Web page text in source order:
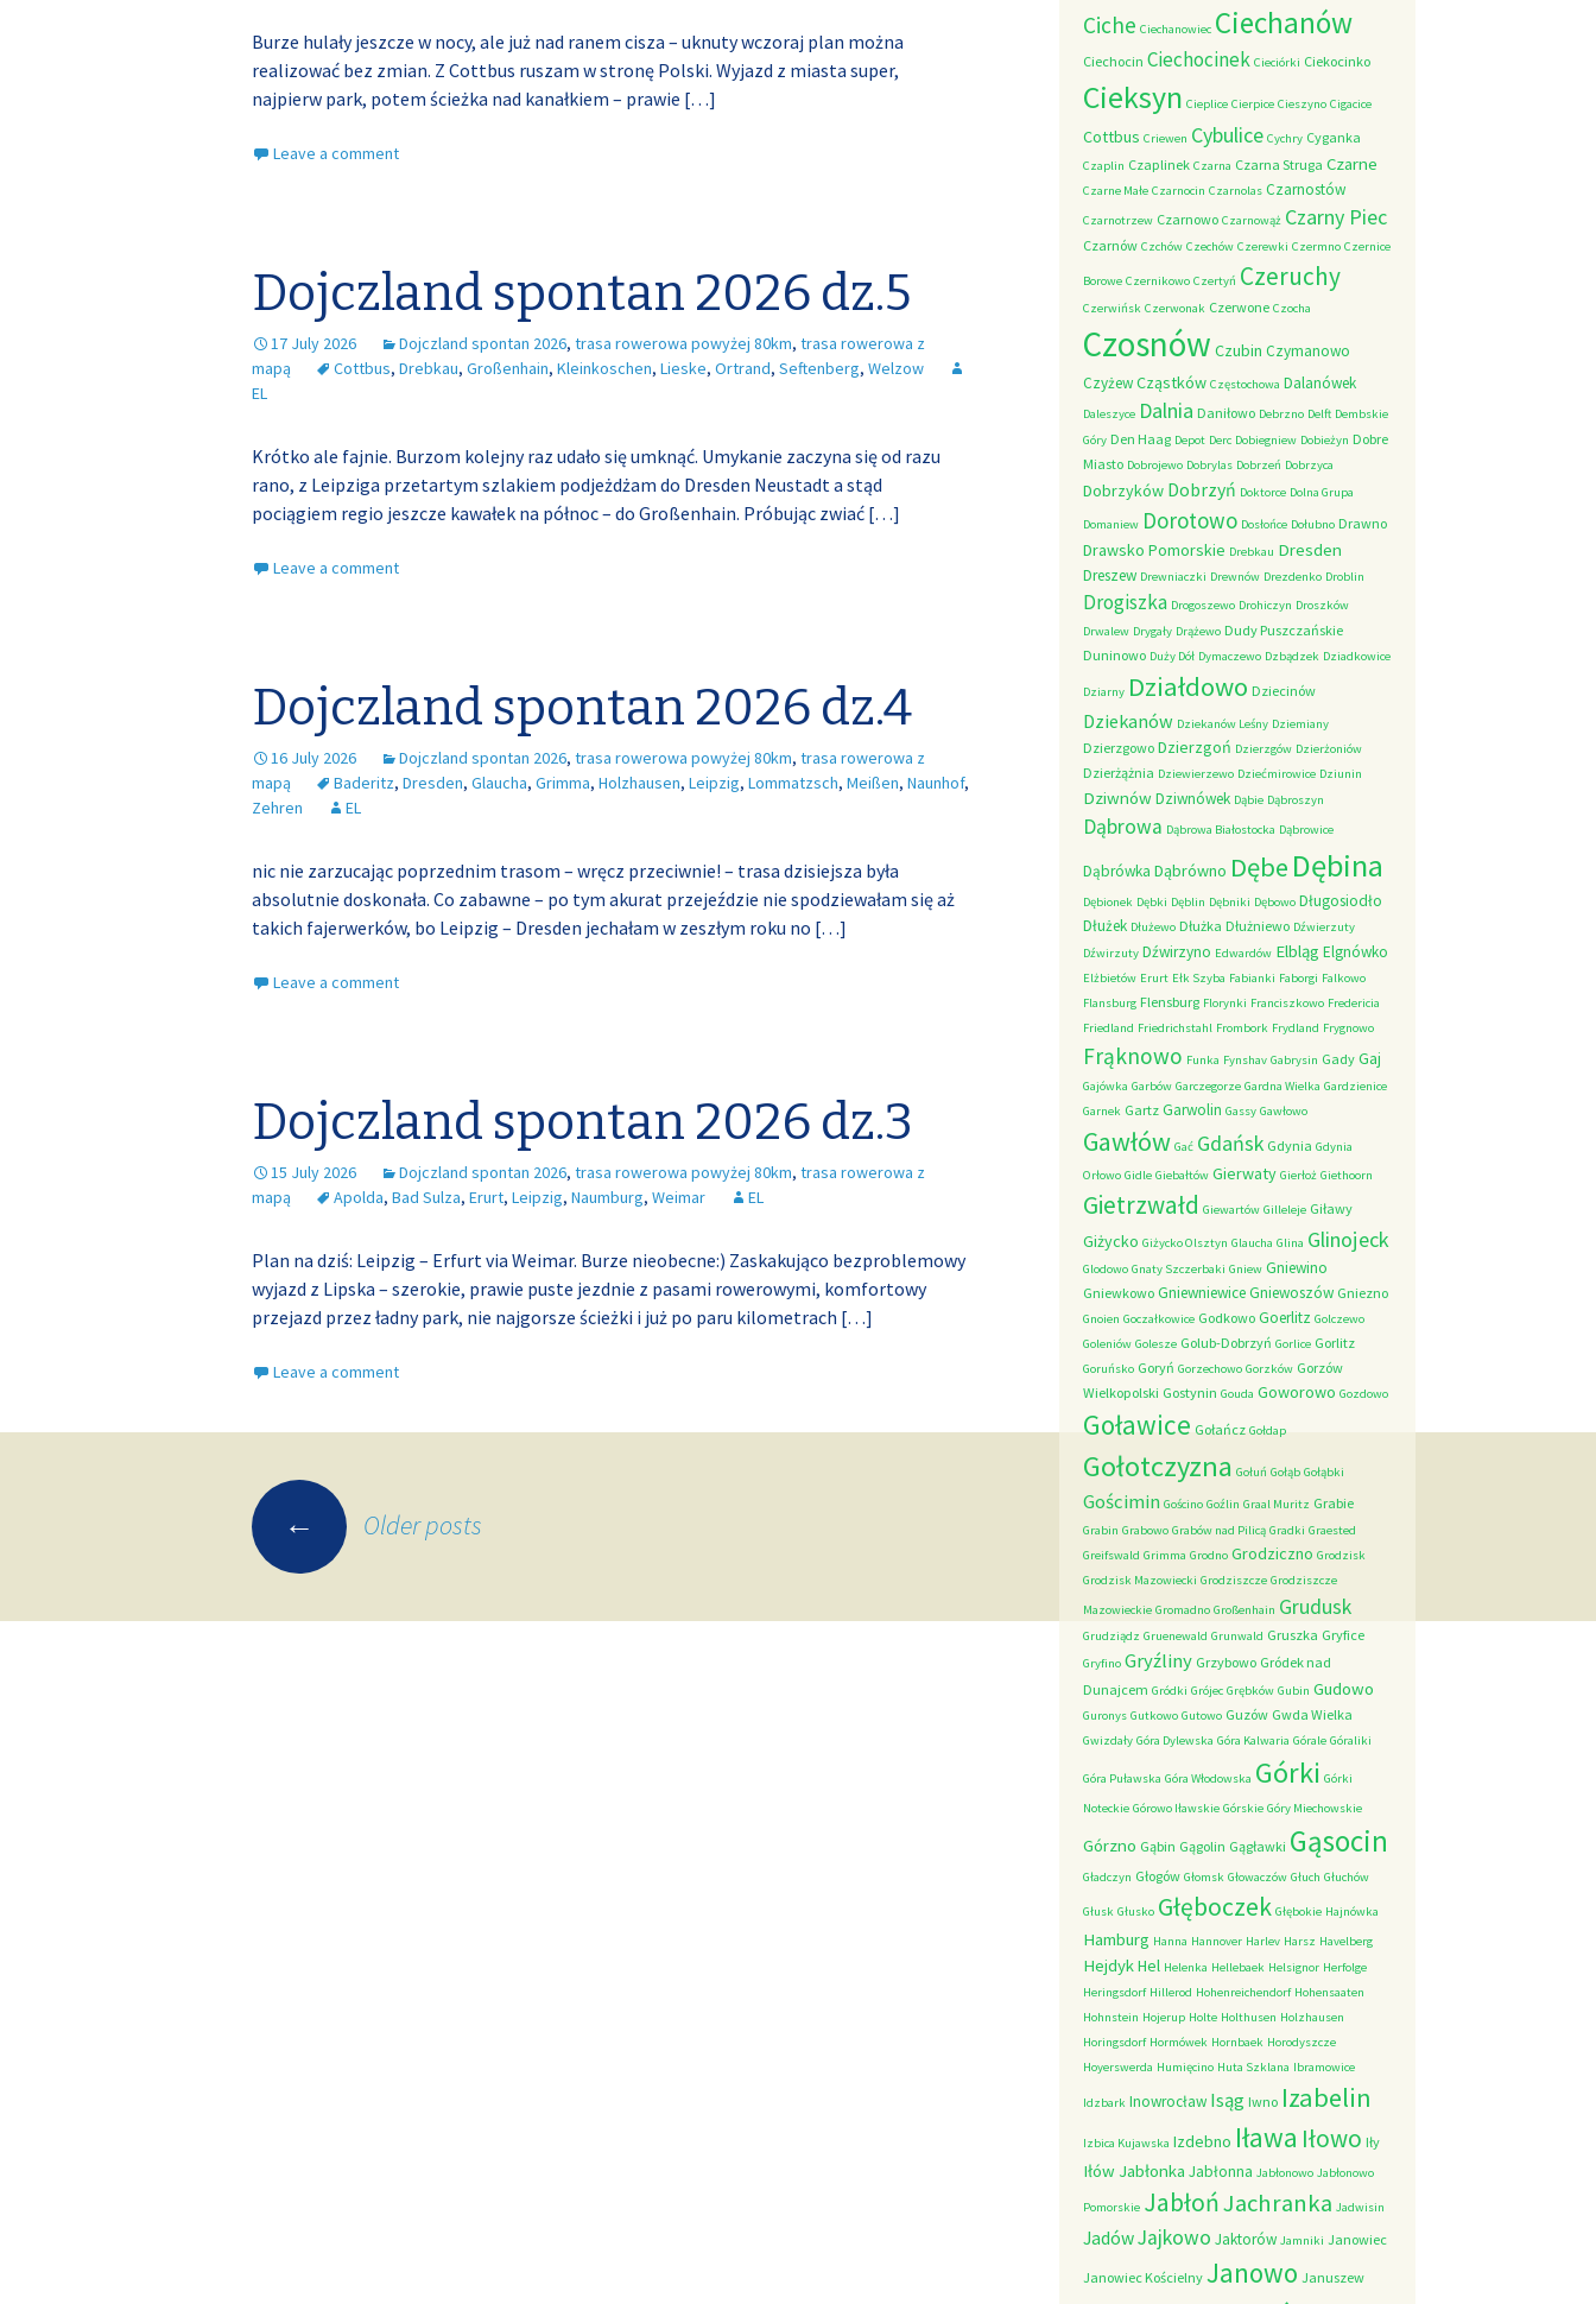
Burze hulały jeszcze w nocy, ale już nad ranem cisza – uknuty wczoraj plan można
realizować bez zmian. Z Cottbus ruszam w stronę Polski. Wyjazd z miasta super,
najpierw park, potem ścieżka nad kanałkiem – prawie […]
Leave a comment
Dojczland spontan 2026 dz.5
17 July 2026 Dojczland spontan 2026, trasa rowerowa powyżej 80km, trasa rowerowa z
mapą
Cottbus, Drebkau, Großenhain, Kleinkoschen, Lieske, Ortrand, Seftenberg, Welzow
EL
Krótko ale fajnie. Burzom kolejny raz udało się umknąć. Umykanie zaczyna się od razu
rano, z Leipziga przetartym szlakiem podjeżdżam do Dresden Neustadt a stąd
pociągiem regio jeszcze kawałek na północ – do Großenhain. Próbując zwiać […]
Leave a comment
Dojczland spontan 2026 dz.4
16 July 2026 Dojczland spontan 2026, trasa rowerowa powyżej 80km, trasa rowerowa z
mapą
Baderitz, Dresden, Glaucha, Grimma, Holzhausen, Leipzig, Lommatzsch, Meißen, Naunhof,
Zehren
EL
nic nie zarzucając poprzednim trasom – wręcz przeciwnie! – trasa dzisiejsza była
absolutnie doskonała. Co zabawne – po tym akurat przejeździe nie spodziewałam się aż
takich fajerwerków, bo Leipzig – Dresden jechałam w zeszłym roku no […]
Leave a comment
Dojczland spontan 2026 dz.3
15 July 2026 Dojczland spontan 2026, trasa rowerowa powyżej 80km, trasa rowerowa z
mapą
Apolda, Bad Sulza, Erurt, Leipzig, Naumburg, Weimar EL
Plan na dziś: Leipzig – Erfurt via Weimar. Burze nieobecne:) Zaskakująco bezproblemowy
wyjazd z Lipska – szerokie, prawie puste jezdnie z pasami rowerowymi, komfortowy
przejazd przez ładny park, nie najgorsze ścieżki i już po paru kilometrach […]
Leave a comment
← Older posts
Ciche Ciechanowiec Ciechanów
Ciechocin Ciechocinek Cieciórki Ciekocinko
Cieksyn Cieplice Cierpice Cieszyno Cigacice
Cottbus Criewen Cybulice Cychry Cyganka
Czaplin Czaplinek Czarna Czarna Struga Czarne
Czarne Małe Czarnocin Czarnolas Czarnostów
Czarnotrzew Czarnowo Czarnowąż Czarny Piec
Czarnów Czchów Czechów Czerewki Czermno Czernice
Borowe Czernikowo Czertyń Czeruchy
Czerwińsk Czerwonak Czerwone Czocha
Czosnów Czubin Czymanowo
CzyżewCząstków Częstochowa Dalanówek
Daleszyce Dalnia Daniłowo Debrzno Delft Dembskie
Góry Den Haag Depot Derc Dobiegniew Dobieżyn Dobre
Miasto Dobrojewo Dobrylas Dobrzeń Dobrzyca
Dobrzyków Dobrzyń Doktorce Dolna Grupa
Domaniew Dorotowo Dosłońce Dołubno Drawno
Drawsko Pomorskie Drebkau Dresden
Dreszew Drewniaczki Drewnów Drezdenko Droblin
Drogiszka Drogoszewo Drohiczyn Droszków
Drwalew Drygały Drążewo Dudy Puszczańskie
Duninowo Duży Dół Dymaczewo Dzbądzek Dziadkowice
Dziarny Działdowo Dziecinów
Dziekanów Dziekanów Leśny Dziemiany
Dzierzgowo Dzierzgoń Dzierzgów Dzierżoniów
Dzierżążnia Dziewierzewo Dziećmirowice Dziunin
DziwnówDziwnówek Dąbie Dąbroszyn
Dąbrowa Dąbrowa Białostocka Dąbrowice
Dąbrówka Dąbrówno Dębe Dębina
Dębionek Dębki Dęblin Dębniki Dębowo Długosiodło
Dłużek Dłużewo Dłużka Dłużniewo Dźwierzuty
Dźwirzuty Dźwirzyno Edwardów Elbląg Elgnówko
Elżbietów Erurt Ełk Szyba Fabianki Faborgi Falkowo
Flansburg Flensburg Florynki Franciszkowo Fredericia
Friedland Friedrichstahl Frombork Frydland Frygnowo
Frąknowo Funka Fynshav Gabrysin Gady Gaj
Gajówka Garbów Garczegorze Gardna Wielka Gardzienice
Garnek Gartz Garwolin Gassy Gawłowo
Gawłów Gać Gdańsk Gdynia Gdynia
Orłowo Gidle Giebałtów Gierwaty Gierłoż Giethoorn
Gietrzwałd Giewartów Gilleleje Giławy
Giżycko Giżycko Olsztyn Glaucha Glina Glinojeck
Glodowo Gnaty Szczerbaki Gniew Gniewino
Gniewkowo GniewniewiceGniewoszów Gniezno
Gnoien Goczałkowice Godkowo Goerlitz Golczewo
Goleniów Golesze Golub-Dobrzyń Gorlice Gorlitz
Goruńsko Goryń Gorzechowo Gorzków Gorzów
Wielkopolski Gostynin Gouda Goworowo Gozdowo
Goławice Gołańcz Gołdap
Gołotczyzna Gołuń Gołąb Gołąbki
Gościmin Gościno Goźlin Graal Muritz Grabie
Grabin Grabowo Grabów nad Pilicą Gradki Graested
Greifswald Grimma Grodno Grodziczno Grodzisk
Grodzisk Mazowiecki Grodziszcze Grodziszcze
Mazowieckie Gromadno Großenhain Grudusk
Grudziądz Gruenewald Grunwald Gruszka Gryfice
Gryfino Gryźliny Grzybowo Gródek nad
Dunajcem Gródki Grójec Grębków Gubin Gudowo
Guronys Gutkowo Gutowo Guzów Gwda Wielka
Gwizdały Góra Dylewska Góra Kalwaria Górale Góraliki
Góra Puławska Góra Włodowska Górki Górki
Noteckie Górowo Iławskie Górskie Góry Miechowskie
Górzno Gąbin Gągolin Gągławki Gąsocin
Gładczyn Głogów Głomsk Głowaczów Głuch Głuchów
Głusk Głusko Głęboczek Głębokie Hajnówka
Hamburg Hanna Hannover Harlev Harsz Havelberg
HejdykHel Helenka Hellebaek Helsignor Herfolge
Heringsdorf Hillerod Hohenreichendorf Hohensaaten
Hohnstein Hojerup Holte Holthusen Holzhausen
Horingsdorf Hormówek Hornbaek Horodyszcze
Hoyerswerda Humięcino Huta Szklana Ibramowice
Idzbark Inowrocław Isąg Iwno Izabelin
Izbica Kujawska Izdebno Iława Iłowo Iły
Iłów Jabłonka Jabłonna Jabłonowo Jabłonowo
Pomorskie JabłońJachranka Jadwisin
JadówJajkowo Jaktorów Jamniki Janowiec
Janowiec Kościelny Janowo Januszew